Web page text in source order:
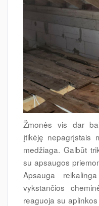
Žmonės vis dar
įtikėję nepagrįstais
medžiaga. Galbūt
su apsaugos
Apsauga
vykstančios
reaguoja su